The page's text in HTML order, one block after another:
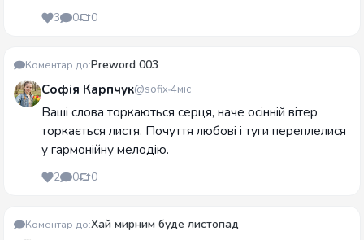
3 0 0
Коментар до:Preword 003
Софія Карпчук@sofix 4міс
Ваші слова торкаються серця, наче осінній вітер
торкається листя. Почуття любові і туги переплелися
у гармонійну мелодію.
2 0 0
Коментар до:Хай мирним буде листопад